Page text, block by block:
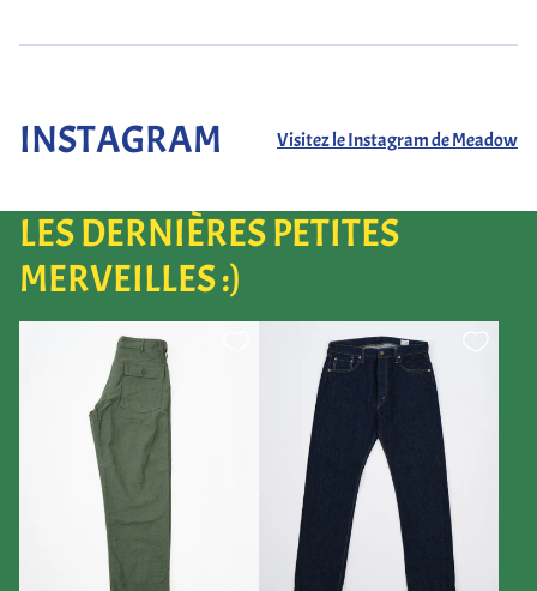
INSTAGRAM Visitez le Instagram de Meadow
LES DERNIÈRES PETITES
MERVEILLES :)